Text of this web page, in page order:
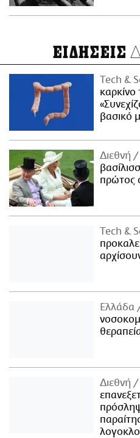
ΕΙΔΗΣΕΙΣ
Τech &
βασικό
Διεθνή
πρώτος
Τech &
Ελλάδα
Διεθνή